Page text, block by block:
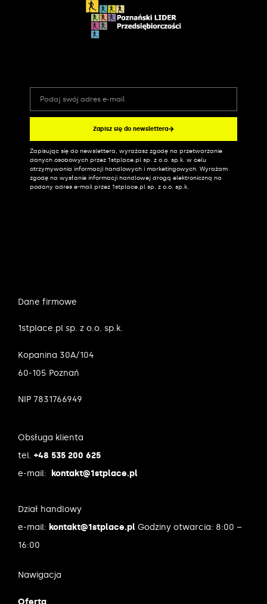
Zapisz się do newslettera
Alternative:
Zapisując się do newslettera, wyrażasz zgodę na przetwarzanie
danych osobowych przez 1stplace.pl sp. z o.o. sp.k. w celu
otrzymywania informacji handlowych i marketingowych. Wyrażam
zgodę na wysłanie informacji handlowej drogą elektroniczną na
podany adres e-mail przez 1stplace.pl sp. z o.o. sp.k.
Dane firmowe
1stplace.pl sp. z o.o. sp.k.
Kopanina 30A/104
60-105 Poznań
NIP 7831766949
Obsługa klienta
tel. +48 535 200 625
e-mail:
kontakt@1stplace.pl
Dział handlowy
e-mail: kontakt@1stplace.pl Godziny otwarcia: 8:00 –
16:00
Nawigacja
Oferta